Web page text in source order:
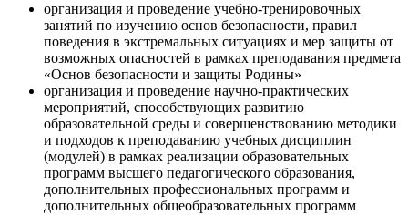
организация и проведение учебно-тренировочных
занятий по изучению основ безопасности, правил
поведения в экстремальных ситуациях и мер защиты от
возможных опасностей в рамках преподавания предмета
«Основ безопасности и защиты Родины»
организация и проведение научно-практических
мероприятий, способствующих развитию
образовательной среды и совершенствованию методики
и подходов к преподаванию учебных дисциплин
(модулей) в рамках реализации образовательных
программ высшего педагогического образования,
дополнительных профессиональных программ и
дополнительных общеобразовательных программ